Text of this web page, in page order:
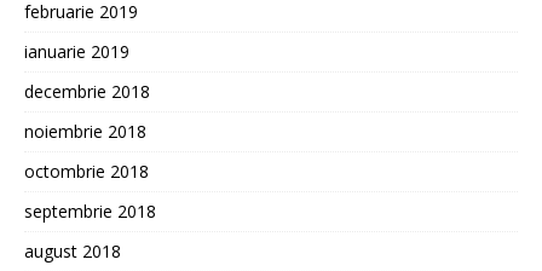
februarie 2019
ianuarie 2019
decembrie 2018
noiembrie 2018
octombrie 2018
septembrie 2018
august 2018